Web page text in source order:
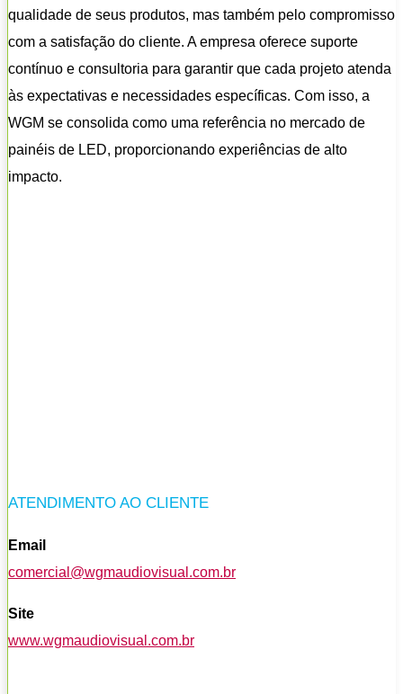
qualidade de seus produtos, mas também pelo compromisso
com a satisfação do cliente. A empresa oferece suporte
contínuo e consultoria para garantir que cada projeto atenda
às expectativas e necessidades específicas. Com isso, a
WGM se consolida como uma referência no mercado de
painéis de LED, proporcionando experiências de alto
impacto.
ATENDIMENTO AO CLIENTE
Email
comercial@wgmaudiovisual.com.br
Site
www.wgmaudiovisual.com.br